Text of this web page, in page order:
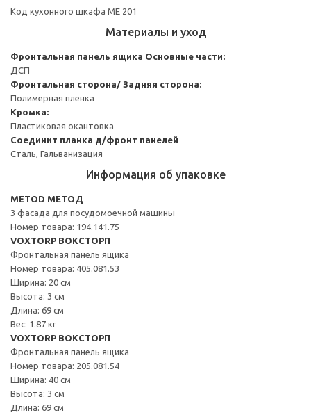
Код кухонного шкафа ME 201
Материалы и уход
Фронтальная панель ящика Основные части:
ДСП
Фронтальная сторона/ Задняя сторона:
Полимерная пленка
Кромка:
Пластиковая окантовка
Соединит планка д/фронт панелей
Сталь, Гальванизация
Информация об упаковке
METOD МЕТОД
3 фасада для посудомоечной машины
Номер товара: 194.141.75
VOXTORP ВОКСТОРП
Фронтальная панель ящика
Номер товара: 405.081.53
Ширина: 20 см
Высота: 3 см
Длина: 69 см
Вес: 1.87 кг
VOXTORP ВОКСТОРП
Фронтальная панель ящика
Номер товара: 205.081.54
Ширина: 40 см
Высота: 3 см
Длина: 69 см